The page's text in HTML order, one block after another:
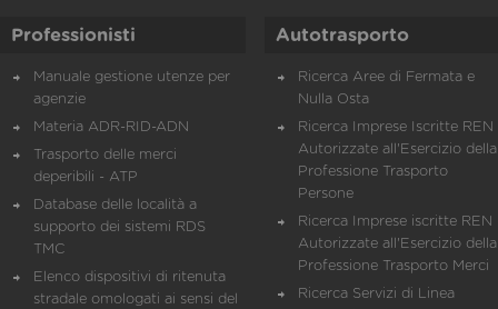
Professionisti
Manuale gestione utenze per
agenzie
Materia ADR-RID-ADN
Trasporto delle merci
deperibili - ATP
Database delle località a
supporto dei sistemi RDS
TMC
Elenco dispositivi di ritenuta
stradale omologati ai sensi del
Autotrasporto
Ricerca Aree di Fermata e
Nulla Osta
Ricerca Imprese Iscritte REN
Autorizzate all'Esercizio della
Professione Trasporto
Persone
Ricerca Imprese iscritte REN
Autorizzate all'Esercizio della
Professione Trasporto Merci
Ricerca Servizi di Linea